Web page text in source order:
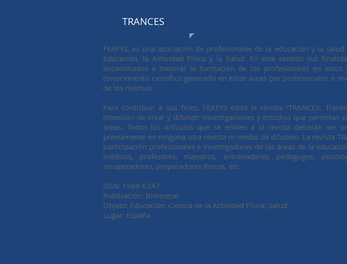
TRANCES
FEAFYS, es una asociación de profesionales de la educación y la
Educación, la Actividad Física y la Salud. En este sentido sus
encaminados a mejorar la formación de los profesionales en
conocimiento científico generado en estas áreas por profesionales e
de los mismos.
Para contribuir a sus fines, FEAFYS edita la revista “TRANCES:
intención de crear y difundir investigaciones y estudios que permitan
áreas. Todos los artículos que se envíen a la revista deberán ser
previamente en ninguna otra revista ni medio de difusión. La revista
participación profesionales e investigadores de las áreas de la
médicos, profesores, maestros, entrenadores, pedagogos,
recuperadores, preparadores físicos, etc.
ISSN: 1989-6247
Publicación: Bimestral
Objeto: Educación; Ciencia de la Actividad Física; Salud.
Lugar: España